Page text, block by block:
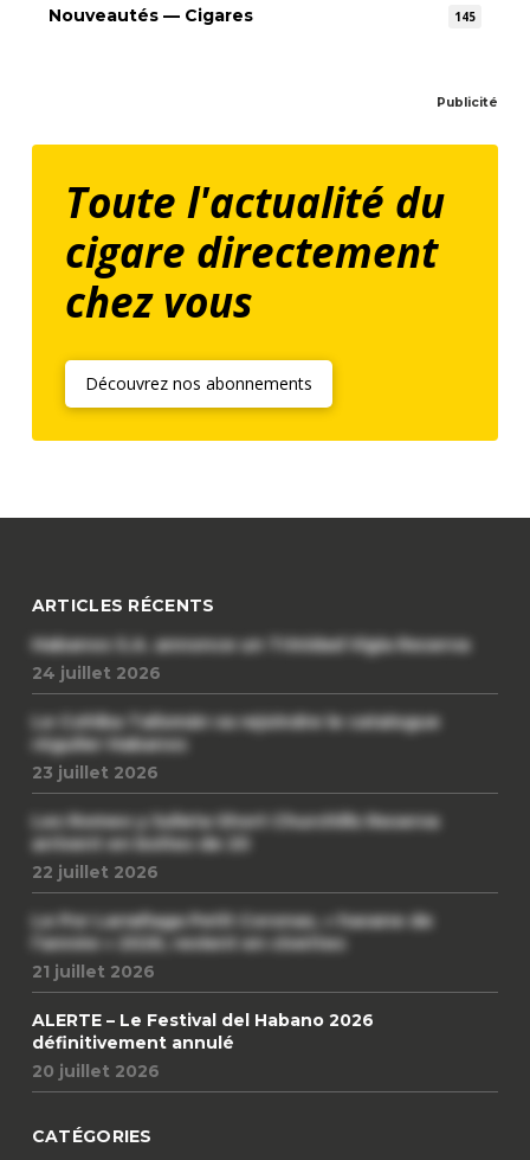
Nouveautés — Cigares 145
Publicité
Toute l'actualité du
cigare directement
chez vous
Découvrez nos abonnements
ARTICLES RÉCENTS
Habanos S.A. annonce un Trinidad Vigia Reserva
24 juillet 2026
Le Cohiba Talismán va rejoindre le catalogue
régulier Habanos
23 juillet 2026
Les Romeo y Julieta Short Churchills Reserva
arrivent en boîtes de 20
22 juillet 2026
Le Por Larrañaga Petit Coronas, « havane de
l’année » 2026, revient en civettes
21 juillet 2026
ALERTE – Le Festival del Habano 2026
définitivement annulé
20 juillet 2026
CATÉGORIES